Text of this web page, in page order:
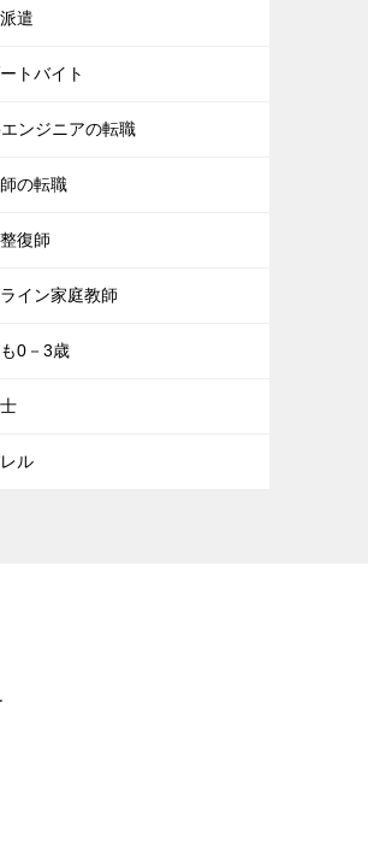
遣
トバイト
ンジニアの転職
の転職
復師
イン家庭教師
0－3歳
ル